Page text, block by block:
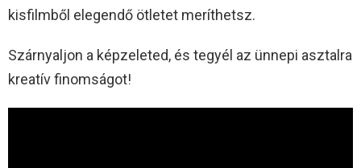
kisfilmből elegendő ötletet meríthetsz.
Szárnyaljon a képzeleted, és tegyél az ünnepi asztalra
kreatív finomságot!